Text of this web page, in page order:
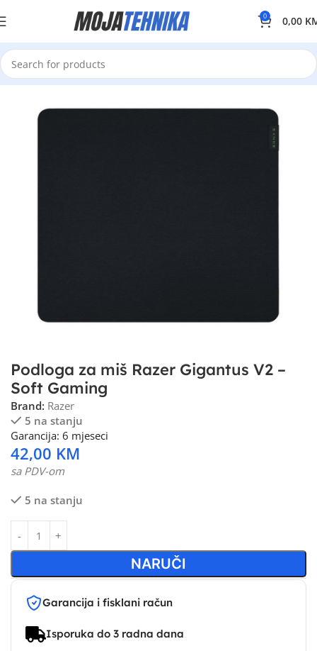
0 0,00
Podloga za miš Razer Gigantus V2 –
Soft Gaming
Brand: Razer
5 na stanju
Garancija: 6 mjeseci
42,00 KM
sa PDV-om
5 na stanju
NARUČI
Garancija i fisklani račun
Isporuka do 3 radna dana